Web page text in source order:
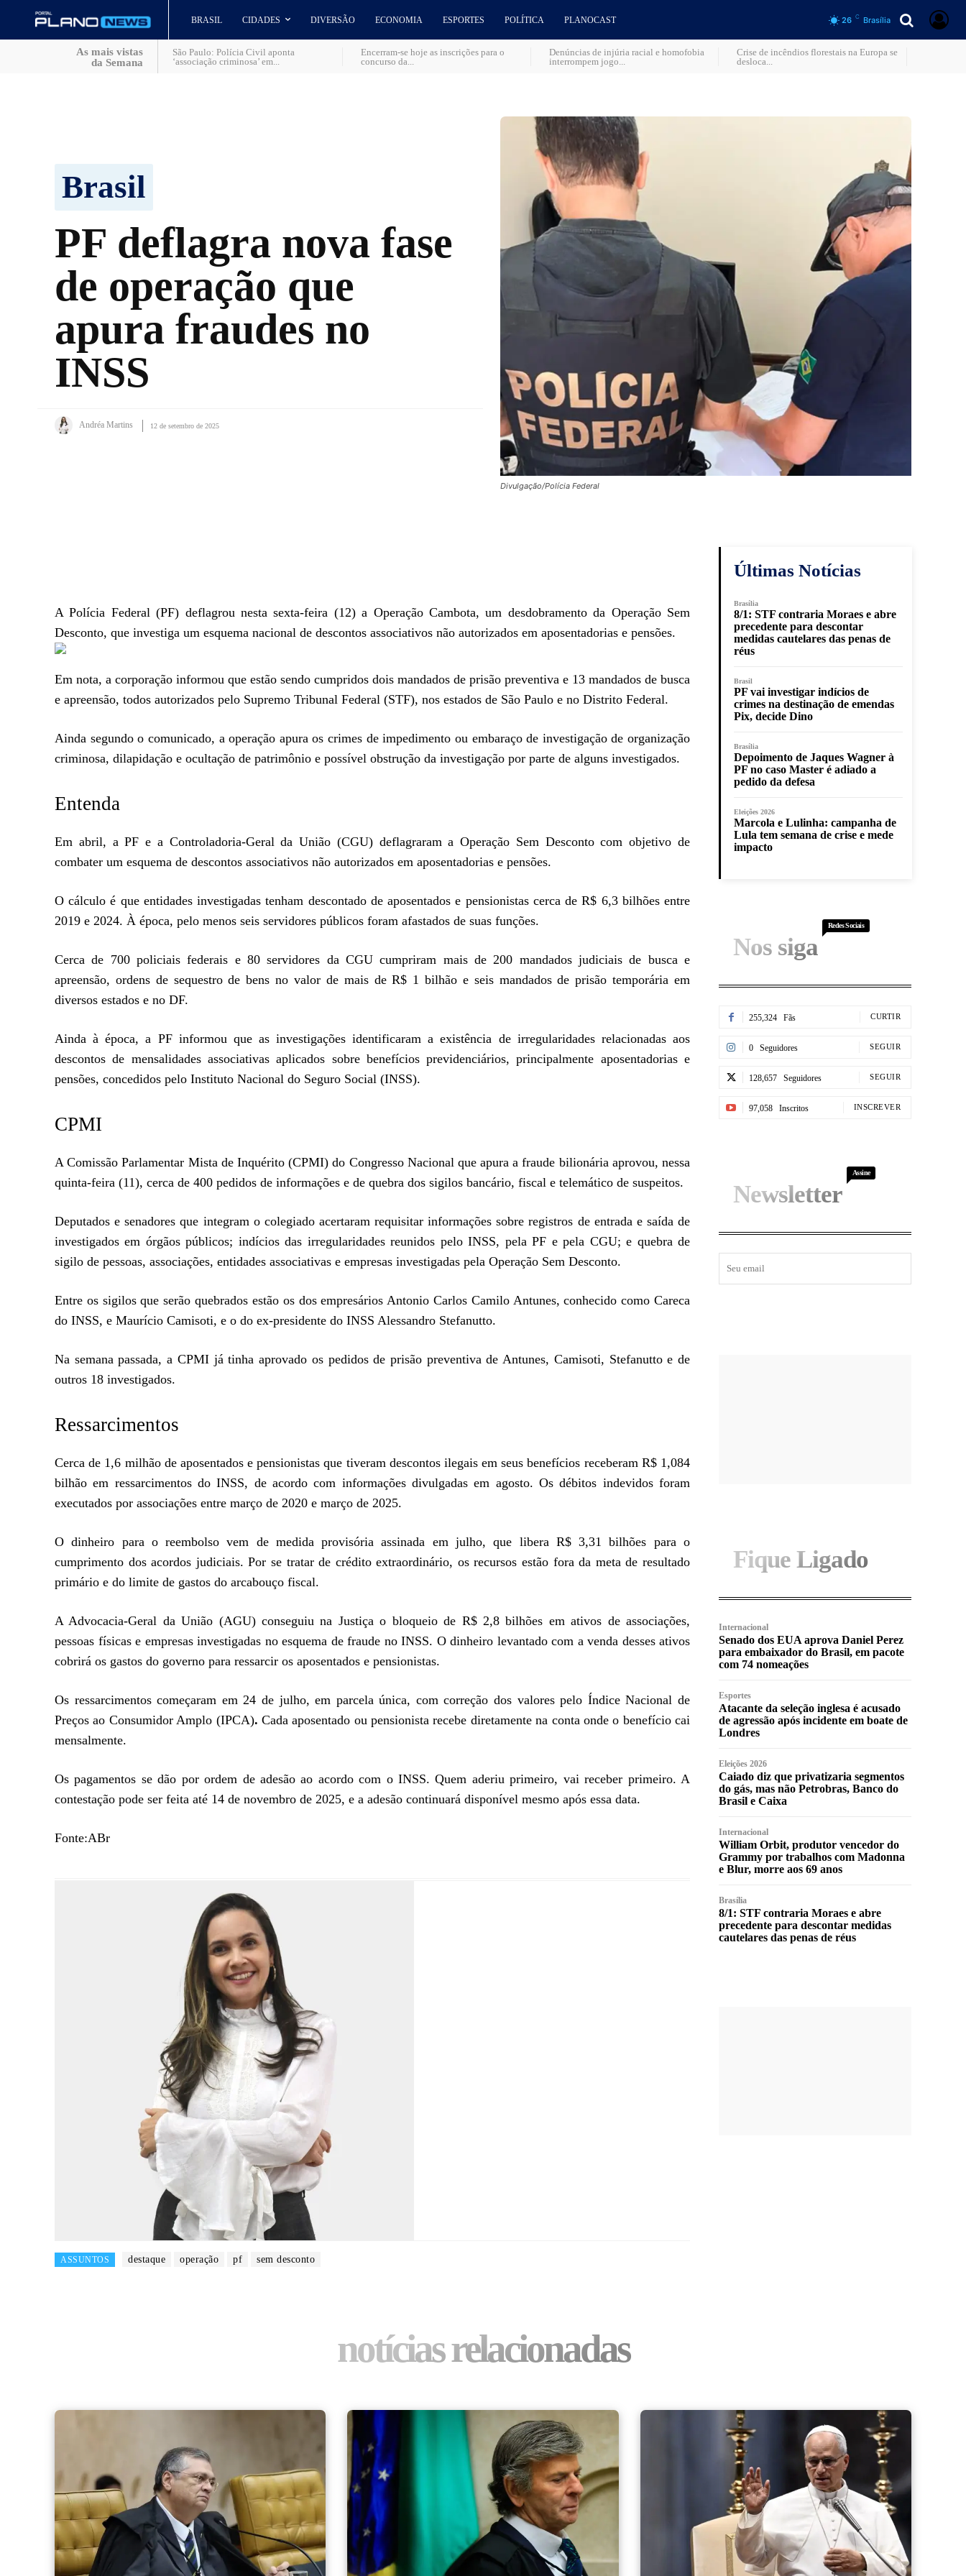
BRASIL CIDADES DIVERSÃO ECONOMIA ESPORTES POLÍTICA PLANOCAST 26 C Brasília
As mais vistas
da Semana
São Paulo: Polícia Civil aponta
‘associação criminosa’ em...
Encerram-se hoje as inscrições para o
concurso da...
Denúncias de injúria racial e homofobia
interrompem jogo...
Crise de incêndios florestais na Europa se
desloca...
Brasil
PF deflagra nova fase
de operação que
apura fraudes no
INSS
Andréa Martins 12 de setembro de 2025
Divulgação/Polícia Federal
A Polícia Federal (PF) deflagrou nesta sexta-feira (12) a Operação Cambota, um desdobramento da Operação Sem
Desconto, que investiga um esquema nacional de descontos associativos não autorizados em aposentadorias e pensões.
Em nota, a corporação informou que estão sendo cumpridos dois mandados de prisão preventiva e 13 mandados de busca
e apreensão, todos autorizados pelo Supremo Tribunal Federal (STF), nos estados de São Paulo e no Distrito Federal.
Ainda segundo o comunicado, a operação apura os crimes de impedimento ou embaraço de investigação de organização
criminosa, dilapidação e ocultação de patrimônio e possível obstrução da investigação por parte de alguns investigados.
Entenda
Em abril, a PF e a Controladoria-Geral da União (CGU) deflagraram a Operação Sem Desconto com objetivo de
combater um esquema de descontos associativos não autorizados em aposentadorias e pensões.
O cálculo é que entidades investigadas tenham descontado de aposentados e pensionistas cerca de R$ 6,3 bilhões entre
2019 e 2024. À época, pelo menos seis servidores públicos foram afastados de suas funções.
Cerca de 700 policiais federais e 80 servidores da CGU cumpriram mais de 200 mandados judiciais de busca e
apreensão, ordens de sequestro de bens no valor de mais de R$ 1 bilhão e seis mandados de prisão temporária em
diversos estados e no DF.
Ainda à época, a PF informou que as investigações identificaram a existência de irregularidades relacionadas aos
descontos de mensalidades associativas aplicados sobre benefícios previdenciários, principalmente aposentadorias e
pensões, concedidos pelo Instituto Nacional do Seguro Social (INSS).
CPMI
A Comissão Parlamentar Mista de Inquérito (CPMI) do Congresso Nacional que apura a fraude bilionária aprovou, nessa
quinta-feira (11), cerca de 400 pedidos de informações e de quebra dos sigilos bancário, fiscal e telemático de suspeitos.
Deputados e senadores que integram o colegiado acertaram requisitar informações sobre registros de entrada e saída de
investigados em órgãos públicos; indícios das irregularidades reunidos pelo INSS, pela PF e pela CGU; e quebra de
sigilo de pessoas, associações, entidades associativas e empresas investigadas pela Operação Sem Desconto.
Entre os sigilos que serão quebrados estão os dos empresários Antonio Carlos Camilo Antunes, conhecido como Careca
do INSS, e Maurício Camisoti, e o do ex-presidente do INSS Alessandro Stefanutto.
Na semana passada, a CPMI já tinha aprovado os pedidos de prisão preventiva de Antunes, Camisoti, Stefanutto e de
outros 18 investigados.
Ressarcimentos
Cerca de 1,6 milhão de aposentados e pensionistas que tiveram descontos ilegais em seus benefícios receberam R$ 1,084
bilhão em ressarcimentos do INSS, de acordo com informações divulgadas em agosto. Os débitos indevidos foram
executados por associações entre março de 2020 e março de 2025.
O dinheiro para o reembolso vem de medida provisória assinada em julho, que libera R$ 3,31 bilhões para o
cumprimento dos acordos judiciais. Por se tratar de crédito extraordinário, os recursos estão fora da meta de resultado
primário e do limite de gastos do arcabouço fiscal.
A Advocacia-Geral da União (AGU) conseguiu na Justiça o bloqueio de R$ 2,8 bilhões em ativos de associações,
pessoas físicas e empresas investigadas no esquema de fraude no INSS. O dinheiro levantado com a venda desses ativos
cobrirá os gastos do governo para ressarcir os aposentados e pensionistas.
Os ressarcimentos começaram em 24 de julho, em parcela única, com correção dos valores pelo Índice Nacional de
Preços ao Consumidor Amplo (IPCA). Cada aposentado ou pensionista recebe diretamente na conta onde o benefício cai
mensalmente.
Os pagamentos se dão por ordem de adesão ao acordo com o INSS. Quem aderiu primeiro, vai receber primeiro. A
contestação pode ser feita até 14 de novembro de 2025, e a adesão continuará disponível mesmo após essa data.
Fonte:ABr
ASSUNTOS destaque operação pf sem desconto
Últimas Notícias
Brasília
8/1: STF contraria Moraes e abre
precedente para descontar
medidas cautelares das penas de
réus
Brasil
PF vai investigar indícios de
crimes na destinação de emendas
Pix, decide Dino
Brasília
Depoimento de Jaques Wagner à
PF no caso Master é adiado a
pedido da defesa
Eleições 2026
Marcola e Lulinha: campanha de
Lula tem semana de crise e mede
impacto
Nos siga
Redes Sociais
255,324 Fãs CURTIR
0 Seguidores SEGUIR
128,657 Seguidores SEGUIR
97,058 Inscritos INSCREVER
Newsletter
Assine
Fique Ligado
Internacional
Senado dos EUA aprova Daniel Perez
para embaixador do Brasil, em pacote
com 74 nomeações
Esportes
Atacante da seleção inglesa é acusado
de agressão após incidente em boate de
Londres
Eleições 2026
Caiado diz que privatizaria segmentos
do gás, mas não Petrobras, Banco do
Brasil e Caixa
Internacional
William Orbit, produtor vencedor do
Grammy por trabalhos com Madonna
e Blur, morre aos 69 anos
Brasília
8/1: STF contraria Moraes e abre
precedente para descontar medidas
cautelares das penas de réus
notícias relacionadas